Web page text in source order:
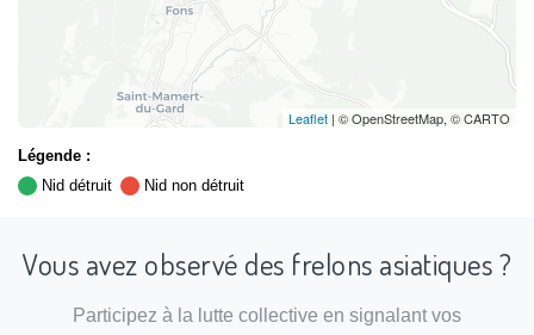
Leaflet | © OpenStreetMap, © CARTO
Légende :
Nid détruit
Nid non détruit
Vous avez observé des frelons asiatiques ?
Participez à la lutte collective en signalant vos